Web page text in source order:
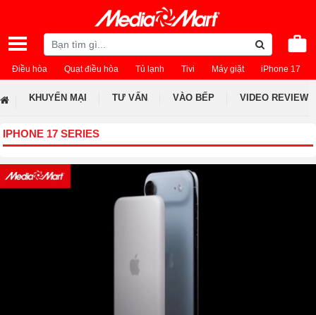
Điều hòa Quạt điều hòa Tủ lạnh Tivi Máy giặt iPhone 17
KHUYẾN MẠI TƯ VẤN VÀO BẾP VIDEO REVIEW
IPHONE 17 SERIES